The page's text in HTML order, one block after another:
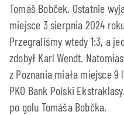
Tomáš Bobček. Ostatnie
miejsce 3 sierpnia 2024
Przegraliśmy wtedy 1:3, a
zdobył Karl Wendt.
z Poznania miała miejsce
PKO Bank Polski
po golu Tomáša Bobčka.